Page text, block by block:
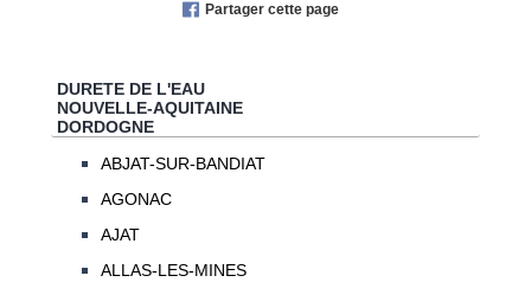
Partager cette page
DURETE DE L'EAU
NOUVELLE-AQUITAINE
DORDOGNE
ABJAT-SUR-BANDIAT
AGONAC
AJAT
ALLAS-LES-MINES